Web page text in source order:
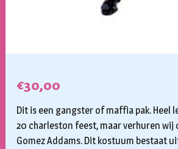
€30,00
Dit is een gangster of maffia pak. Heel
20 charleston feest, maar verhuren wij
Gomez Addams. Dit kostuum bestaat